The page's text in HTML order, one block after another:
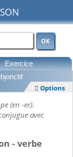
OK
Exercice
 Options
(en -er).
avec
- verbe